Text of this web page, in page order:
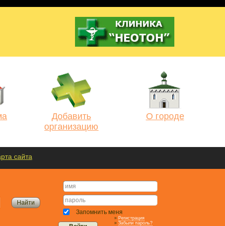
Добавить
организацию
О городе
сайта
Запомнить меня
» Регистрация
» Забыли пароль?